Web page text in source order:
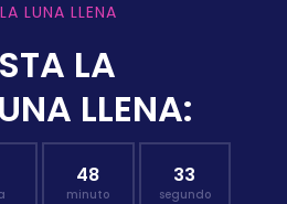
LUNA LLENA
LA
LLENA:
48
minuto
32
segundo